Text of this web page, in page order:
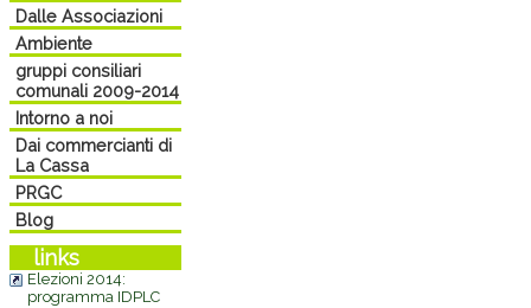
Dalle Associazioni
Ambiente
gruppi consiliari
comunali 2009-2014
Intorno a noi
Dai commercianti di
La Cassa
PRGC
Blog
links
Elezioni 2014:
programma IDPLC